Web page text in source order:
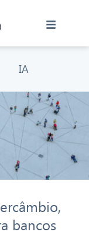
IA
bancos